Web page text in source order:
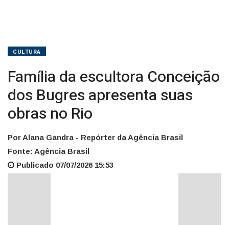
CULTURA
Família da escultora Conceição
dos Bugres apresenta suas
obras no Rio
Por Alana Gandra - Repórter da Agência Brasil
Fonte: Agência Brasil
Publicado 07/07/2026 15:53